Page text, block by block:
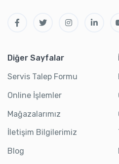
Diğer Sayfalar
Servis Talep Formu
Online İşlemler
Mağazalarımız
İletişim Bilgilerimiz
Blog